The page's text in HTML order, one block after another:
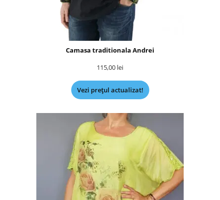
Camasa traditionala Andrei
115,00 lei
Vezi prețul actualizat!